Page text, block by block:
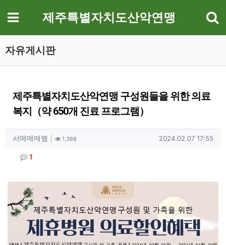
메뉴 제주특별자치도산악연맹
자유게시판
제주특별자치도산악연맹 구성원들을 위한 의료
복지（약 650개 진료 프로그램）
작성자 정보
서메메메멤 작성1,388조회 작성일
2024.02.07 17:55
컨텐츠 정보
1
본문